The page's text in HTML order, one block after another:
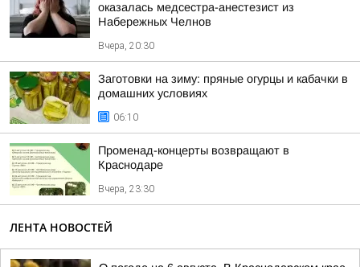
оказалась медсестра-анестезист из
Набережных Челнов
Вчера, 20:30
Заготовки на зиму: пряные огурцы и кабачки в
домашних условиях
06:10
Променад-концерты возвращают в
Краснодаре
Вчера, 23:30
ЛЕНТА НОВОСТЕЙ